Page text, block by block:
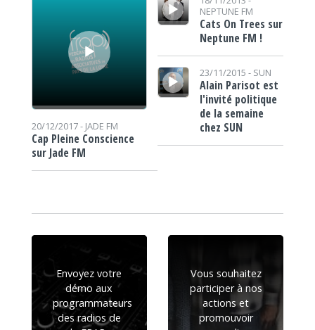
20/12/2017 - JADE FM
Cap Pleine Conscience
sur Jade FM
NEPTUNE FM
Cats On Trees sur
Neptune FM !
Lecteur audio
23/11/2015 - SUN
Alain Parisot est
l'invité politique
de la semaine
chez SUN
Envoyez votre
démo aux
programmateurs
des radios de
Vous souhaitez
participer à nos
actions et
promouvoir